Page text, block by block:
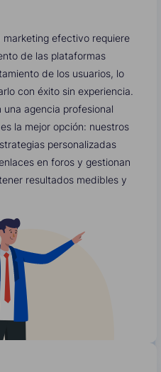
efectivo requiere
de las plataformas
de los usuarios, lo
con éxito sin experiencia.
agencia profesional
la mejor opción: nuestros
personalizadas
en foros y gestionan
resultados medibles y